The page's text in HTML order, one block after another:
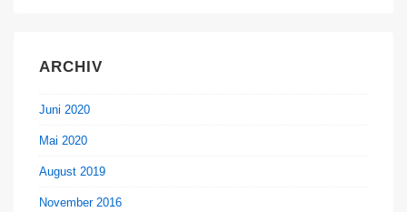
ARCHIV
Juni 2020
Mai 2020
August 2019
November 2016